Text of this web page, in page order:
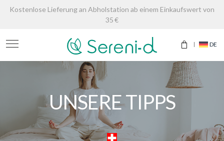
Kostenlose Lieferung an Abholstation ab einem Einkaufswert von
35 €
DE
UNSERE TIPPS